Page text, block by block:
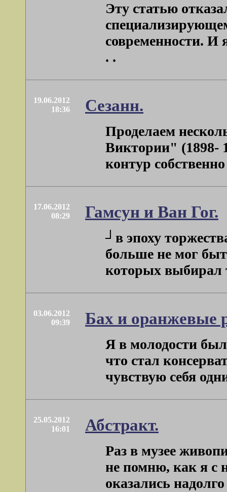
Эту статью
современности. И
. .
19.06.2012
18:36
Сезанн.
Проделаем
Виктории" (1898-
контур
17.06.2012
08:29
Гамсун и Ван Гог.
┘в эпоху
больше не мог
которых выбирал
03.06.2012
09:39
Бах и оранжевые
Я в молодости
что стал
чувствую себя
25.05.2012
16:01
Абстракт.
Раз в музее
не помню, как я с
оказались